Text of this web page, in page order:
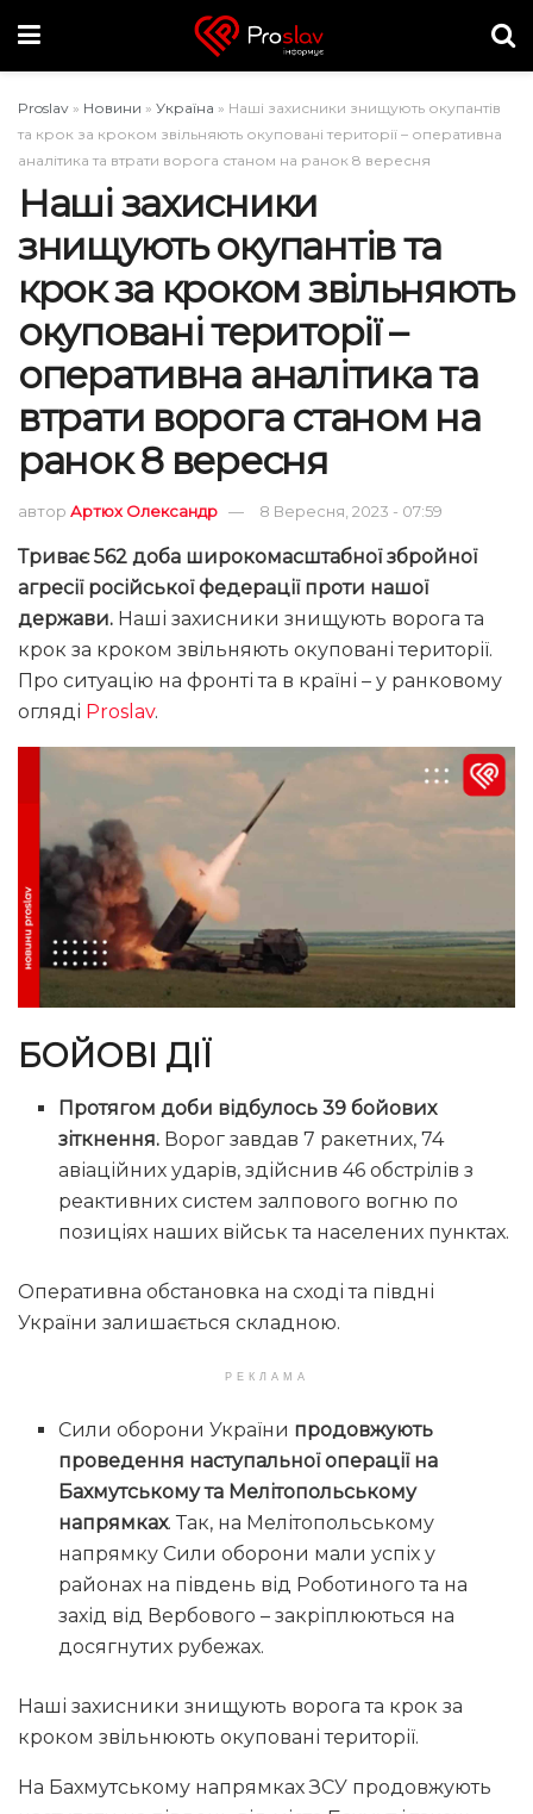
Proslav » Новини » Україна » Наші захисники знищують окупантів
та крок за кроком звільняють окуповані території – оперативна
аналітика та втрати ворога станом на ранок 8 вересня
Наші захисники
знищують окупантів та
крок за кроком звільняють
окуповані території –
оперативна аналітика та
втрати ворога станом на
ранок 8 вересня
автор Артюх Олександр 8 Вересня, 2023 - 07:59
Триває 562 доба широкомасштабної збройної
агресії російської федерації проти нашої
держави. Наші захисники знищують ворога та
крок за кроком звільняють окуповані території.
Про ситуацію на фронті та в країні – у ранковому
огляді Proslav.
БОЙОВІ ДІЇ
Протягом доби відбулось 39 бойових
зіткнення. Ворог завдав 7 ракетних, 74
авіаційних ударів, здійснив 46 обстрілів з
реактивних систем залпового вогню по
позиціях наших військ та населених пунктах.
Оперативна обстановка на сході та півдні
України залишається складною.
РЕКЛАМА
Сили оборони України продовжують
проведення наступальної операції на
Бахмутському та Мелітопольському
напрямках. Так, на Мелітопольському
напрямку Сили оборони мали успіх у
районах на південь від Роботиного та на
захід від Вербового – закріплюються на
досягнутих рубежах.
Наші захисники знищують ворога та крок за
кроком звільнюють окуповані території.
На Бахмутському напрямках ЗСУ продовжують